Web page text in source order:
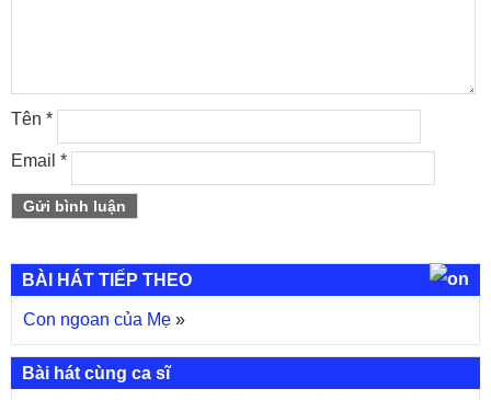
Tên *
Email *
BÀI HÁT TIẾP THEO
Con ngoan của Mẹ »
Bài hát cùng ca sĩ